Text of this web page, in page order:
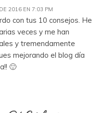
2016 EN 7:03 PM
con tus 10 consejos. He
veces y me han
y tremendamente
mejorando el blog día
🙂